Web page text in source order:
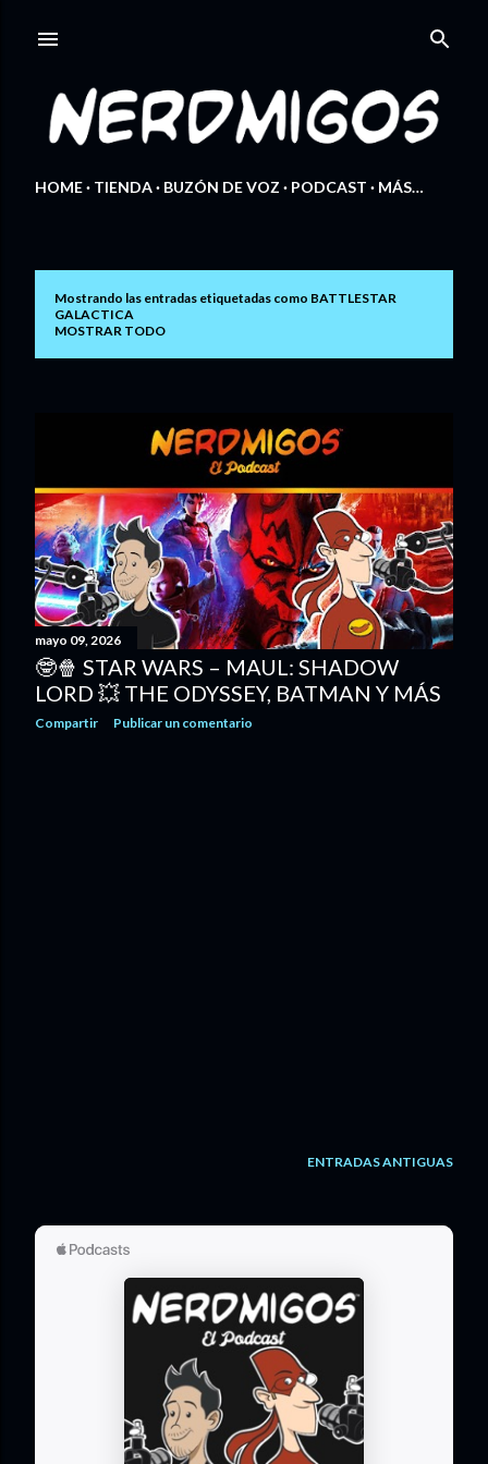
HOME TIENDA BUZÓN DE VOZ PODCAST MÁS…
n
d
a
s
Mostrando las entradas etiquetadas como BATTLESTAR
GALACTICA
MOSTRAR TODO
mayo 09, 2026
🤓🍿 STAR WARS – MAUL: SHADOW
LORD 💥 THE ODYSSEY, BATMAN Y MÁS
Compartir Publicar un comentario
ENTRADAS ANTIGUAS